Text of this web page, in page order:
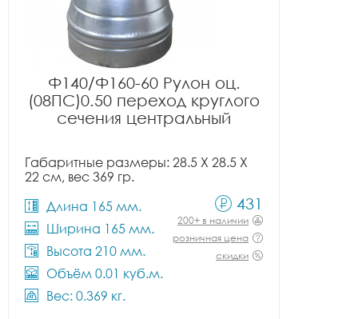
Ф140/Ф160-60 Рулон оц.
(08ПС)0.50 переход круглого
сечения центральный
Габаритные размеры: 28.5 X 28.5 X
22 см, вес 369 гр.
Длина 165 мм.
Ширина 165 мм.
Высота 210 мм.
Объём 0.01 куб.м.
Вес: 0.369 кг.
431
200+ в наличии
розничная цена
скидки